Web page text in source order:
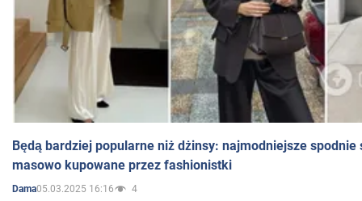
Będą bardziej popularne niż dżinsy: najmodniejsze spodnie
masowo kupowane przez fashionistki
Dama05.03.2025 16:16 4